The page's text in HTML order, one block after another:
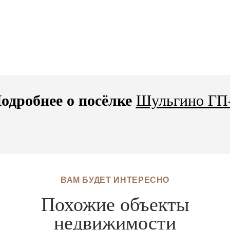
о посёлке Шульгино
ВАМ БУДЕТ ИНТЕРЕСНО
Похожие объекты
недвижимости